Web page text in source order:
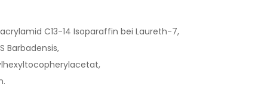
C13-14 Isoparaffin bei Laureth-7,
Barbadensis,